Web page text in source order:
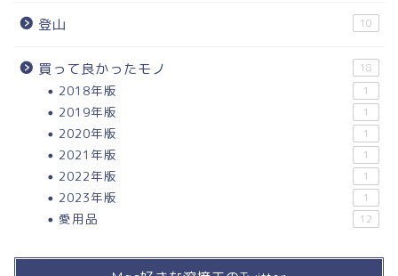
登山 10
買って良かったモノ 18
2018年版 1
2019年版 1
2020年版 1
2021年版 1
2022年版 1
2023年版 1
愛用品 12